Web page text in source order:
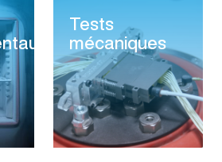
Tests
mécaniques